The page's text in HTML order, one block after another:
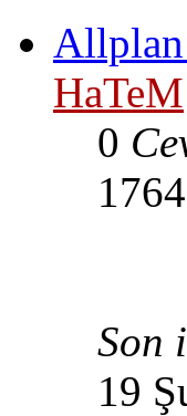
HaTeM
0
Son
19